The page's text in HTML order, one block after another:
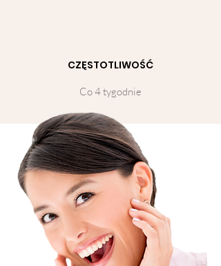
CZĘSTOTLIWOŚĆ
Co 4 tygodnie